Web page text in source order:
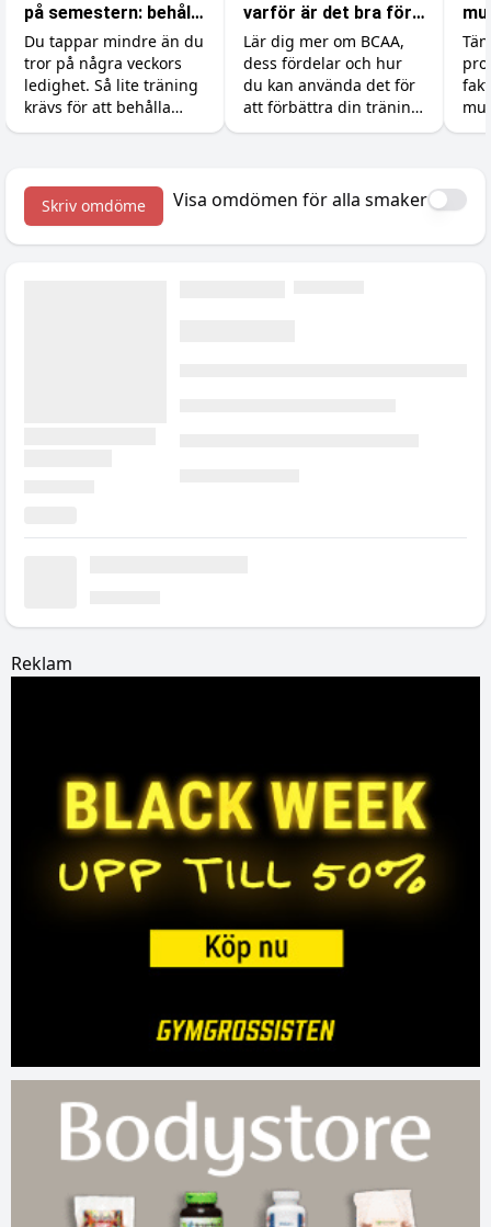
på semestern: behåll
styrkan med minimal
träning
Du tappar mindre än du
tror på några veckors
ledighet. Så lite träning
krävs för att behålla
styrka och muskler, och
varför är det bra för
din träning?
Lär dig mer om BCAA,
dess fördelar och hur
du kan använda det för
att förbättra din träning
och återhämtning.
Skriv omdöme Visa omdömen för alla smaker
Reklam